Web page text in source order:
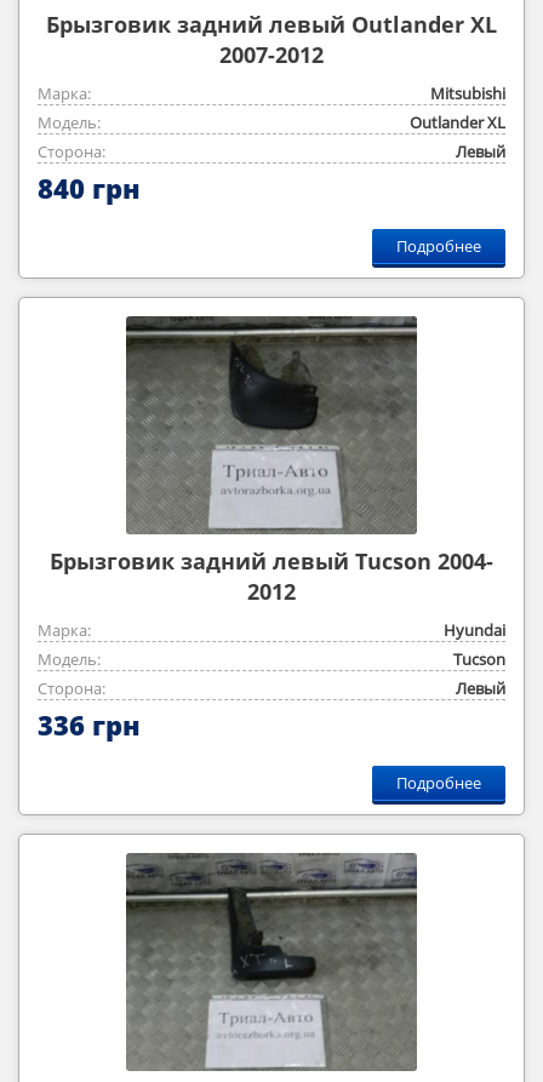
Брызговик задний левый Outlander XL
2007-2012
Марка:
Mitsubishi
Модель:
Outlander ‎XL
Сторона:
Левый
840 грн
Подробнее
Брызговик задний левый Tucson 2004-
2012
Марка:
Hyundai
Модель:
Tucson
Сторона:
Левый
336 грн
Подробнее